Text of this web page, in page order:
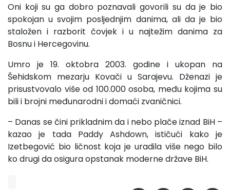
Oni koji su ga dobro poznavali govorili su da je bio
spokojan u svojim posljednjim danima, ali da je bio
staložen i razborit čovjek i u najtežim danima za
Bosnu i Hercegovinu.
Umro je 19. oktobra 2003. godine i ukopan na
Šehidskom mezarju Kovači u Sarajevu. Dženazi je
prisustvovalo više od 100.000 osoba, među kojima su
bili i brojni međunarodni i domaći zvaničnici.
– Danas se čini prikladnim da i nebo plače iznad BiH –
kazao je tada Paddy Ashdown, ističući kako je
Izetbegović bio ličnost koja je uradila više nego bilo
ko drugi da osigura opstanak moderne države BiH.